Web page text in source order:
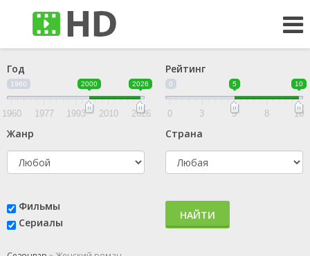
Год
1960 2000 2026
1960 1977 1993 2010 2026
Рейтинг
0 5 10
0 3 5 8 10
Жанр Страна
Фильмы
Сериалы
НАЙТИ